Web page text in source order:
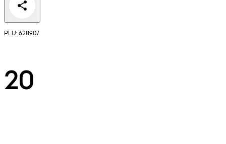
PLU: 628907
20